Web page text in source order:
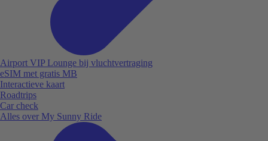
Airport VIP Lounge bij vluchtvertraging
eSIM met gratis MB
Interactieve kaart
Roadtrips
Car check
Alles over My Sunny Ride